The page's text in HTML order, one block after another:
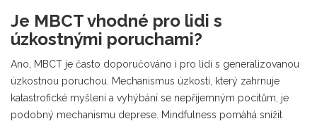
Je MBCT vhodné pro lidi s
úzkostnými poruchami?
Ano, MBCT je často doporučováno i pro lidi s generalizovanou
úzkostnou poruchou. Mechanismus úzkosti, který zahrnuje
katastrofické myšlení a vyhýbání se nepříjemným pocitům, je
podobný mechanismu deprese. Mindfulness pomáhá snížit